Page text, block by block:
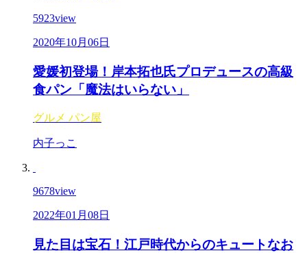
5923view
2020年10月06日
愛媛初登場！岸本拓也氏プロデュースの高級
食パン「魔法はいらない」
グルメ パン屋
内子っこ
9678view
2022年01月08日
見た目は宝石！江戸時代からのキュートなお